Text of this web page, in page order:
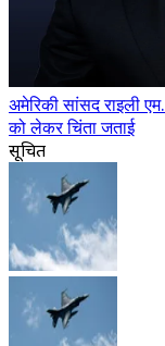
अमेरिकी सांसद राइली
को लेकर चिंता जताई
सूचित